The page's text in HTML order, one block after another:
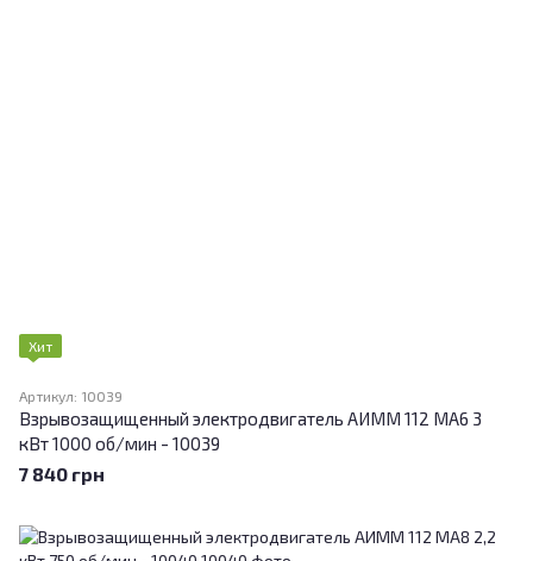
Хит
Артикул: 10039
Взрывозащищенный электродвигатель АИММ 112 МА6 3
кВт 1000 об/мин - 10039
7 840 грн